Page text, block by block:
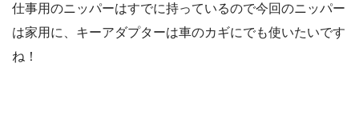
仕事用のニッパーはすでに持っているので今回のニッパー
は家用に、キーアダプターは車のカギにでも使いたいです
ね！